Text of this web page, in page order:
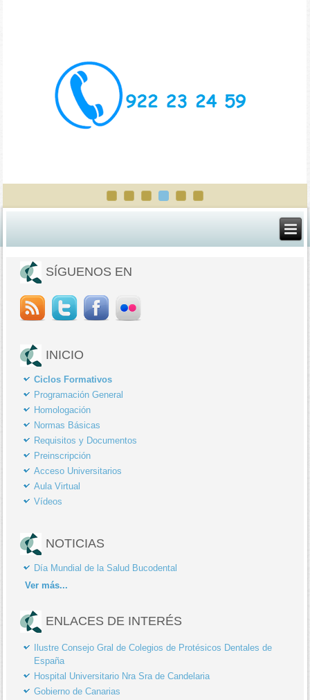
SÍGUENOS EN
INICIO
Ciclos Formativos
Programación General
Homologación
Normas Básicas
Requisitos y Documentos
Preinscripción
Acceso Universitarios
Aula Virtual
Vídeos
NOTICIAS
Día Mundial de la Salud Bucodental
Ver más...
ENLACES DE INTERÉS
Ilustre Consejo Gral de Colegios de Protésicos Dentales de
España
Hospital Universitario Nra Sra de Candelaria
Gobierno de Canarias